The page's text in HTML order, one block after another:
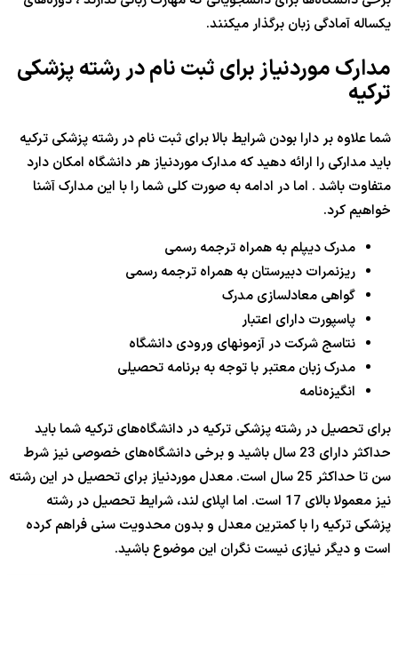
یکساله آمادگی زبان برگذار میکنند.
مدارک موردنیاز برای ثبت نام در رشته پزشکی
ترکیه
شما علاوه بر دارا بودن شرایط بالا برای ثبت نام در رشته پزشکی ترکیه
باید مدارکی را ارائه دهید که مدارک موردنیاز هر دانشگاه امکان دارد
متفاوت باشد . اما در ادامه به صورت کلی شما را با این مدارک آشنا
خواهیم کرد.
مدرک دیپلم به همراه ترجمه رسمی
ریزنمرات دبیرستان به همراه ترجمه رسمی
گواهی معادلسازی مدرک
پاسپورت دارای اعتبار
نتاسج شرکت در آزمونهای ورودی دانشگاه
مدرک زبان معتبر با توجه به برنامه تحصیلی
انگیزه‌نامه
برای تحصیل در رشته پزشکی ترکیه در دانشگاه‌های ترکیه شما باید
حداکثر دارای 23 سال باشید و برخی دانشگاه‌های خصوصی نیز شرط
سن تا حداکثر 25 سال است. معدل موردنیاز برای تحصیل در این رشته
نیز معمولا بالای 17 است. اما اپلای لند، شرایط تحصیل در رشته
پزشکی ترکیه را با کمترین معدل و بدون محدویت سنی فراهم کرده
است و دیگر نیازی نیست نگران این موضوع باشید.